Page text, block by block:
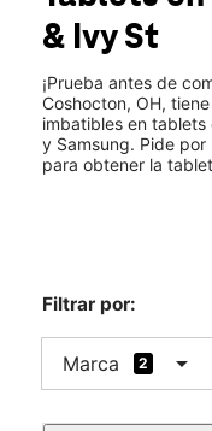
Sáb.:10:00 a.m.
Dom.: 11:00 a.m.
700 S 2nd St
& Ivy St
¡Prueba antes de
Coshocton, OH,
imbatibles en tablets
y Samsung. Pide
para obtener la
Filtrar por:
Marca 2 arrow_drop_down